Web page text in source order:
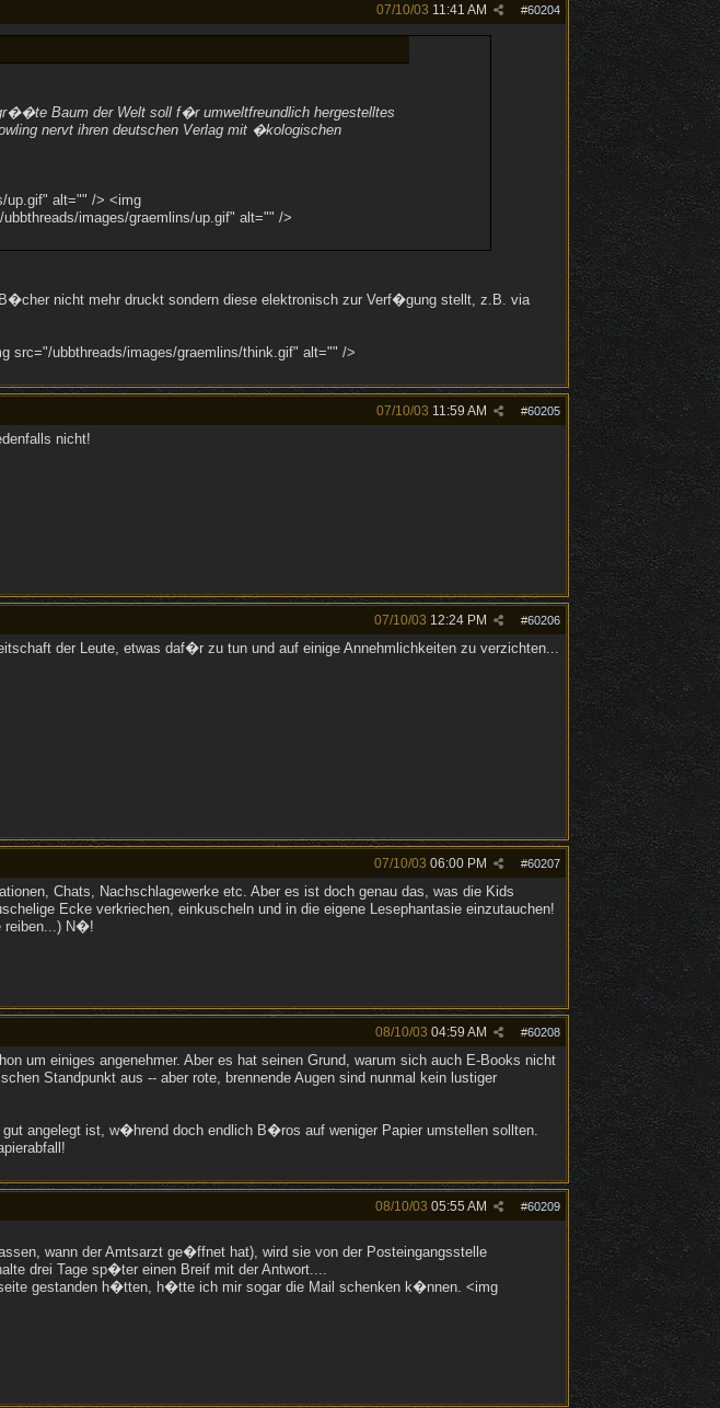
#60204
07/10/03 11:41 AM
Baum der Welt soll f�r umweltfreundlich hergestelltes
nervt ihren deutschen Verlag mit �kologischen
up.gif" alt="" /> <img
images/graemlins/up.gif" alt="" />
nicht mehr druckt sondern diese elektronisch zur Verf�gung stellt, z.B. via
src="/ubbthreads/images/graemlins/think.gif" alt="" />
#60205
07/10/03 11:59 AM
nicht!
#60206
07/10/03 12:24 PM
der Leute, etwas daf�r zu tun und auf einige Annehmlichkeiten zu verzichten...
#60207
07/10/03 06:00 PM
Chats, Nachschlagewerke etc. Aber es ist doch genau das, was die Kids
Ecke verkriechen, einkuscheln und in die eigene Lesephantasie einzutauchen!
reiben...) N�!
#60208
08/10/03 04:59 AM
um einiges angenehmer. Aber es hat seinen Grund, warum sich auch E-Books nicht
Standpunkt aus -- aber rote, brennende Augen sind nunmal kein lustiger
angelegt ist, w�hrend doch endlich B�ros auf weniger Papier umstellen sollten.
#60209
08/10/03 05:55 AM
wann der Amtsarzt ge�ffnet hat), wird sie von der Posteingangsstelle
drei Tage sp�ter einen Breif mit der Antwort....
gestanden h�tten, h�tte ich mir sogar die Mail schenken k�nnen. <img